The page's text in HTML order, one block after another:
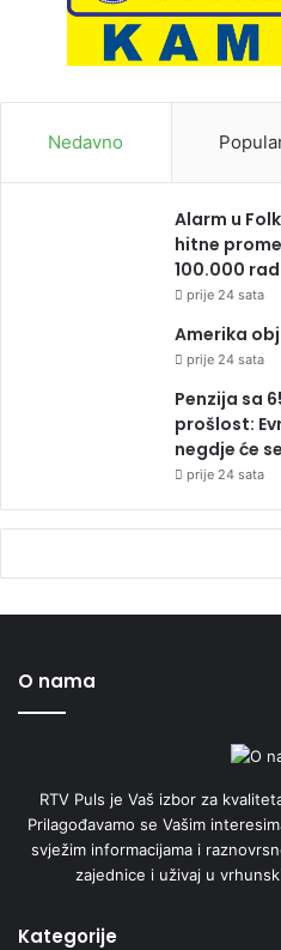
Nedavno
Alarm u
hitne
100.000
prije 24 sata
Amerika
prije 24 sata
Penzija sa
prošlost:
negdje će
prije 24 sata
O nama
RTV Puls je Vaš izbor za
Prilagođavamo se Vašim
svježim informacijama i
zajednice i uživaj u
Kategorije